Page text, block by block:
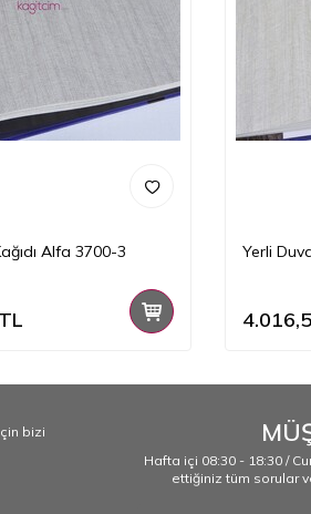
Alfa 3700-3
TL
Yerli
bizi
Hafta içi 08:30 - 18:30 /
ettiğiniz tüm sorular